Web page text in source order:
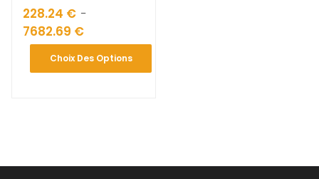
228.24 € –
7682.69 €
Choix Des Options